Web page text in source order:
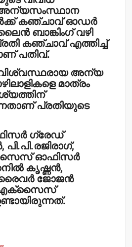
കഞ്ചാവ് ഓഡര്‍
ബാങ്കിംഗ് വഴി
കഞ്ചാവ് എത്തിച്ച്
പതിവ്.
അന്യ
മാത്രം
പ്രതിയുടെ
ഗ്രേഡ്
ഓഫിസര്‍
കൃഷ്ണന്‍,
ജോജന്‍
എക്‌സൈസ്